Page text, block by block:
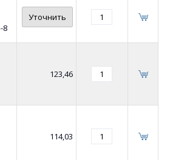
8
Уточнить
123,46
114,03